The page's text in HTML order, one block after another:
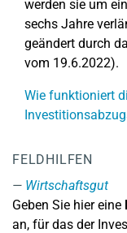
werden sie um
sechs Jahre
geändert durch
vom 19.6.2022).
Wie funktioniert
FELDHILFEN
Wirtschaftsgut
Geben Sie hier eine
an, für das der